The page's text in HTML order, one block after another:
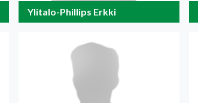
Ylitalo-Phillips Erkki